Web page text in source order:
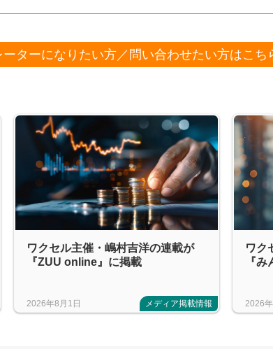
ーターになりたい方／問い合わせたい方はこち
ワクセル主催・嶋村吉洋の連載が
『ZUU online』に掲載
2026年8月1日 メディア掲載情報
ワク
『
2026